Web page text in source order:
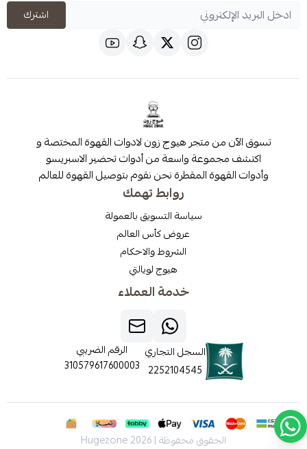
اشترك
تسوق الآن من متجر هيوج زون لادوات القهوة المختصة و
اكتشف مجموعة واسعة من أدوات تحضير الاسبريسو
وأدوات القهوة المقطرة نحن نقوم بتوصيل القهوة للعالم
روابط تهمك
سياسة التسويق بالعمولة
عروض كأس العالم
الشروط والاحكام
هيوج لويالتي
خدمة العملاء
السجل التجاري
2252104545
الرقم الضريبي
310579617600003
الحقوق محفوظة | 2026 Hugezone